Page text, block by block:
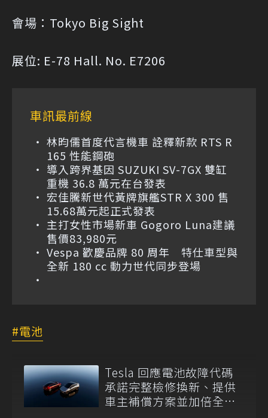
會場：Tokyo Big Sight
展位: E-78 Hall. No. E7206
車訊最前線
林昀儒首度代言機車 詮釋新款 RTS R
165 性能鋼砲
導入跨界基因 SUZUKI SV-7GX 雙缸
重機 36.8 萬元在台發表
宏佳騰新世代黃牌旗艦STR X 300 售
15.68萬元起正式發表
主打女性市場新車 Gogoro Luna建議
售價83,980元
Vespa 歡慶品牌 80 周年 特仕車型與
全新 180 cc 動力世代同步登場
電池
Tesla 回應電池故障代碼
承諾完整檢修換新、提供
車主補償方案並加倍全台